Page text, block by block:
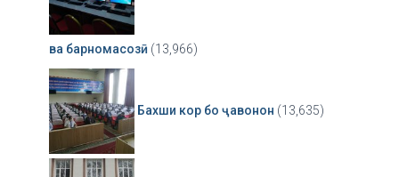
ва барномасозӣ (13,966)
Бахши кор бо ҷавонон (13,635)